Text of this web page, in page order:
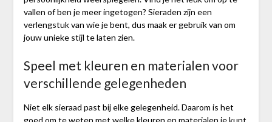
vallen of ben je meer ingetogen? Sieraden zijn een
verlengstuk van wie je bent, dus maak er gebruik van om
jouw unieke stijl te laten zien.
Speel met kleuren en materialen voor
verschillende gelegenheden
Niet elk sieraad past bij elke gelegenheid. Daarom is het
goed om te weten met welke kleuren en materialen je kunt